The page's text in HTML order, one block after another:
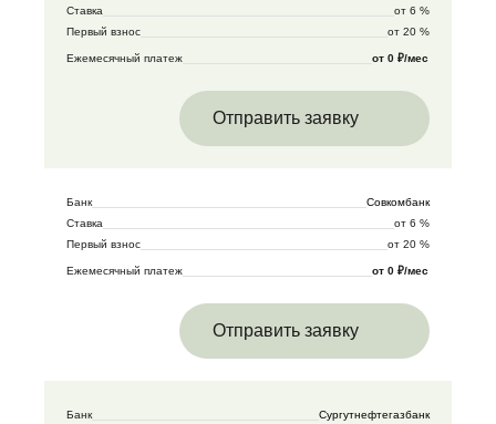
Ставка
от 6 %
Первый взнос
от 20 %
Ежемесячный платеж от 0 ₽/мес
Отправить заявку
Банк
Совкомбанк
Ставка
от 6 %
Первый взнос
от 20 %
Ежемесячный платеж от 0 ₽/мес
Отправить заявку
Банк
Сургутнефтегазбанк